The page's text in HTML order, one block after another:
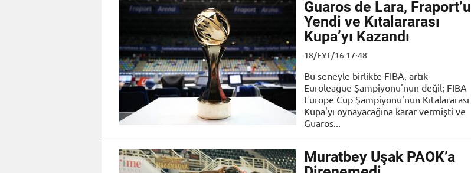
Guaros de Lara, Fraport’u
Yendi ve Kıtalararası
Kupa’yı Kazandı
18/EYL/16 17:48
Bu seneyle birlikte FIBA, artık
Euroleague Şampiyonu'nun değil; FIBA
Europe Cup Şampiyonu'nun Kıtalararası
Kupa'yı oynayacağına karar vermişti ve
Guaros...
Muratbey Uşak PAOK’a